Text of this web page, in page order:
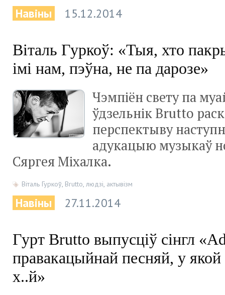
Навіны 15.12.2014
Віталь Гуркоў: «Тыя, хто
імі нам, пэўна, не па дарозе»
Чэмпіён свету па
ўдзельнік Brutto
перспектыву
адукацыю музыкаў
Сяргея Міхалка.
Віталь Гуркоў Brutto людзі актывізм
Навіны 27.11.2014
Гурт Brutto выпусціў сінгл
правакацыйнай песняй, у
х..й»